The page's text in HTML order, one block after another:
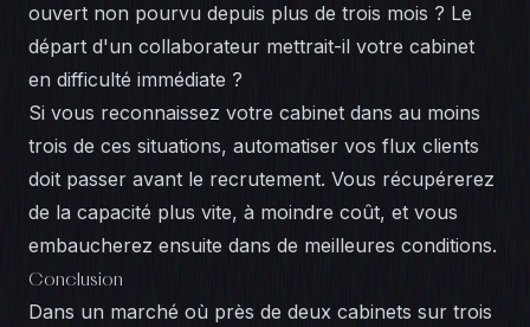
ouvert non pourvu depuis plus de trois mois ? Le
départ d'un collaborateur mettrait-il votre cabinet
en difficulté immédiate ?
Si vous reconnaissez votre cabinet dans au moins
trois de ces situations, automatiser vos flux clients
doit passer avant le recrutement. Vous récupérerez
de la capacité plus vite, à moindre coût, et vous
embaucherez ensuite dans de meilleures conditions.
Conclusion
Dans un marché où près de deux cabinets sur trois